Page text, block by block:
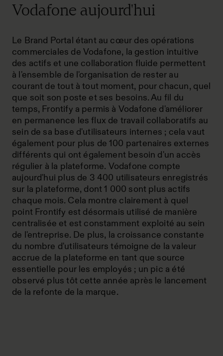
Vodafone aujourd'hui
Le Brand Portal étant au cœur des opérations
commerciales de Vodafone, la gestion intuitive
des actifs et une collaboration fluide permettent
à l'ensemble de l'organisation de rester au
courant de tout à tout moment, pour chacun, quel
que soit son poste et ses besoins. Au fil du
temps, Frontify a permis à Vodafone d'améliorer
en permanence les flux de travail collaboratifs au
sein de sa base d'utilisateurs internes ; cela vaut
également pour plus de 100 partenaires externes
différents qui ont également besoin d'un accès
régulier à la plateforme. Vodafone compte
aujourd'hui plus de 3 400 utilisateurs enregistrés
sur la plateforme, dont 1 000 sont plus actifs
chaque mois. Cela montre clairement à quel
point Frontify est désormais utilisé de manière
centralisée et est constamment exploité au sein
de l'entreprise. De plus, la croissance constante
du nombre d'utilisateurs témoigne de la valeur
accrue de la plateforme en tant que source
essentielle pour les employés ; un pic a été
observé plus tôt cette année après le lancement
de la refonte de la marque.